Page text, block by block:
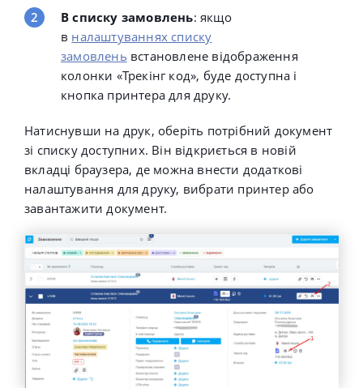
В списку замовлень: якщо
в налаштуваннях списку
замовлень встановлене відображення
колонки «Трекінг код», буде доступна і
кнопка принтера для друку.
Натиснувши на друк, оберіть потрібний документ
зі списку доступних. Він відкриється в новій
вкладці браузера, де можна внести додаткові
налаштування для друку, вибрати принтер або
завантажити документ.